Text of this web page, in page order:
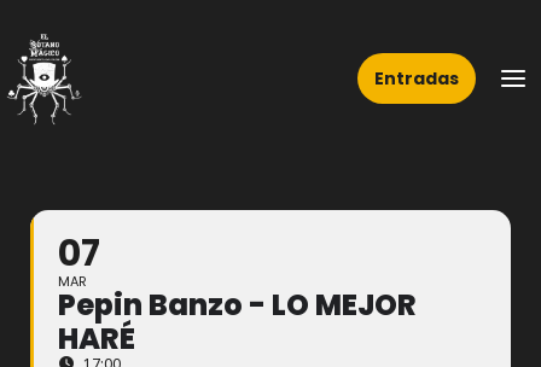
contenido
Entradas
07
MAR
Pepin Banzo - LO MEJOR
HARÉ